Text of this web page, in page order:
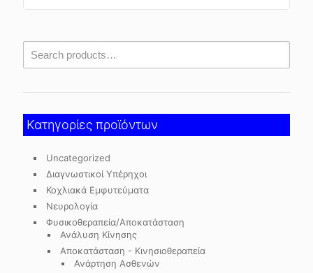
Κατηγορίες προϊόντων
Uncategorized
Διαγνωστικοί Υπέρηχοι
Κοχλιακά Εμφυτεύματα
Νευρολογία
Φυσικοθεραπεία/Αποκατάσταση
Ανάλυση Κίνησης
Αποκατάσταση - Κινησιοθεραπεία
Ανάρτηση Ασθενών